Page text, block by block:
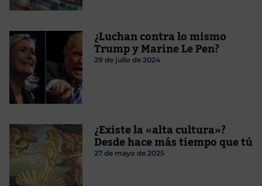
¿Luchan contra lo mismo
Trump y Marine Le Pen?
29 de julio de 2024
¿Existe la «alta cultura»?
Desde hace más tiempo que tú
27 de mayo de 2025